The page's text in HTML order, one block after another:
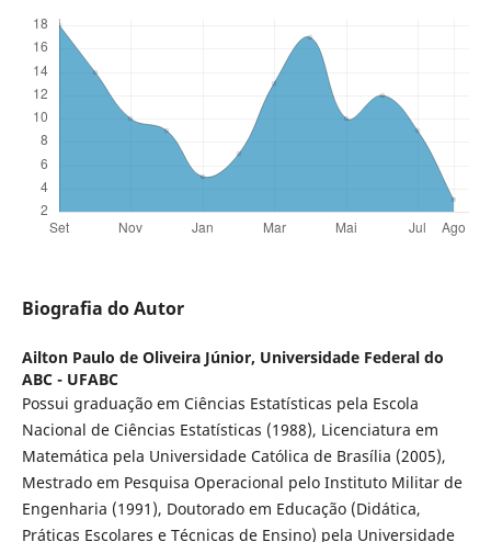
Biografia do Autor
Ailton Paulo de Oliveira Júnior, Universidade Federal do
ABC - UFABC
Possui graduação em Ciências Estatísticas pela Escola
Nacional de Ciências Estatísticas (1988), Licenciatura em
Matemática pela Universidade Católica de Brasília (2005),
Mestrado em Pesquisa Operacional pelo Instituto Militar de
Engenharia (1991), Doutorado em Educação (Didática,
Práticas Escolares e Técnicas de Ensino) pela Universidade